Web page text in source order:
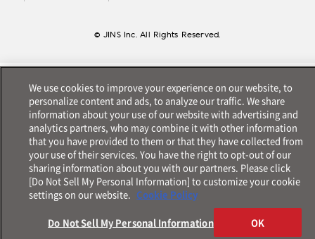
© JINS Inc. All Rights Reserved.
We use cookies to improve your experience on our website, to
personalize content and ads, to analyze our traffic. We share
information about your use of our website with advertising and
analytics partners, who may combine it with other information
that you have provided to them or that they have collected from
your use of their services. You have the right to opt-out of our
sharing information about you with our partners. Please click
[Do Not Sell My Personal Information] to customize your cookie
settings on our website. Cookie Policy
Do Not Sell My Personal Information OK